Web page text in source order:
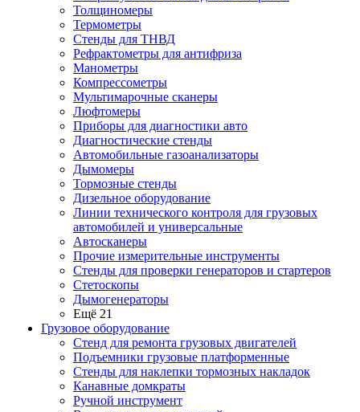
Толщиномеры
Термометры
Стенды для ТНВД
Рефрактометры для антифриза
Манометры
Компрессометры
Мультимарочные сканеры
Люфтомеры
Приборы для диагностики авто
Диагностические стенды
Автомобильные газоанализаторы
Дымомеры
Тормозные стенды
Дизельное оборудование
Линии технического контроля для грузовых
автомобилей и универсальные
Автосканеры
Прочие измерительные инструменты
Стенды для проверки генераторов и стартеров
Стетоскопы
Дымогенераторы
Ещё 21
Грузовое оборудование
Стенд для ремонта грузовых двигателей
Подъемники грузовые платформенные
Стенды для наклепки тормозных накладок
Канавные домкраты
Ручной инструмент